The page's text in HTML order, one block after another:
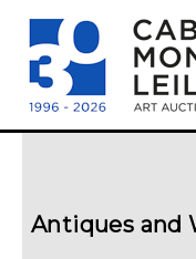
Antiques and